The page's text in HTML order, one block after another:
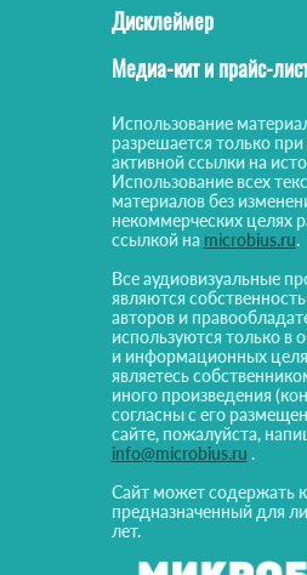
Дисклеймер
Медиа-кит и прайс-
Использование
разрешается только
активной ссылки на
Использование всех
материалов без
некоммерческих целях
ссылкой на microbius.ru.
Все аудиовизуальные
являются
авторов и
используются только в
и информационных
являетесь
иного произведения
согласны с его
сайте, пожалуйста,
info@microbius.ru .
Сайт может содержать
предназначенный для
лет.